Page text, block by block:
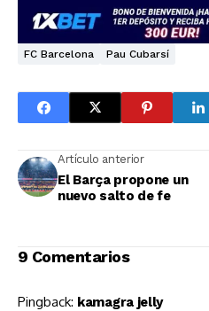
FC Barcelona Pau Cubarsí
Artículo anterior
El Barça propone un
nuevo salto de fe
9 Comentarios
Pingback: kamagra jelly